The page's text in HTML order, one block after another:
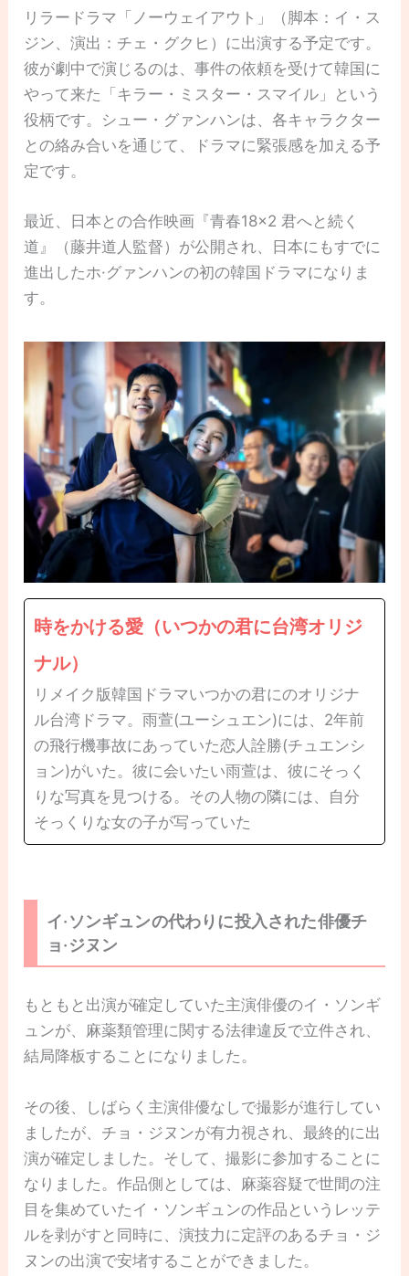
リラードラマ「ノーウェイアウト」（脚本：イ・ス
ジン、演出：チェ・グクヒ）に出演する予定です。
彼が劇中で演じるのは、事件の依頼を受けて韓国に
やって来た「キラー・ミスター・スマイル」という
役柄です。シュー・グァンハンは、各キャラクター
との絡み合いを通じて、ドラマに緊張感を加える予
定です。
最近、日本との合作映画『青春18×2 君へと続く
道』（藤井道人監督）が公開され、日本にもすでに
進出したホ·グァンハンの初の韓国ドラマになりま
す。
時をかける愛（いつかの君に台湾オリジ
ナル）
リメイク版韓国ドラマいつかの君にのオリジナ
ル台湾ドラマ。雨萱(ユーシュエン)には、2年前
の飛行機事故にあっていた恋人詮勝(チュエンシ
ョン)がいた。彼に会いたい雨萱は、彼にそっく
りな写真を見つける。その人物の隣には、自分
そっくりな女の子が写っていた
イ·ソンギュンの代わりに投入された俳優チ
ョ·ジヌン
もともと出演が確定していた主演俳優のイ・ソンギ
ュンが、麻薬類管理に関する法律違反で立件され、
結局降板することになりました。
その後、しばらく主演俳優なしで撮影が進行してい
ましたが、チョ・ジヌンが有力視され、最終的に出
演が確定しました。そして、撮影に参加することに
なりました。作品側としては、麻薬容疑で世間の注
目を集めていたイ・ソンギュンの作品というレッテ
ルを剥がすと同時に、演技力に定評のあるチョ・ジ
ヌンの出演で安堵することができました。